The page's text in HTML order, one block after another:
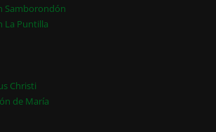
Samborondón
La Puntilla
Christi
de María